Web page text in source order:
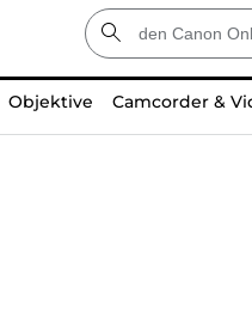
Objektive Camcorder &